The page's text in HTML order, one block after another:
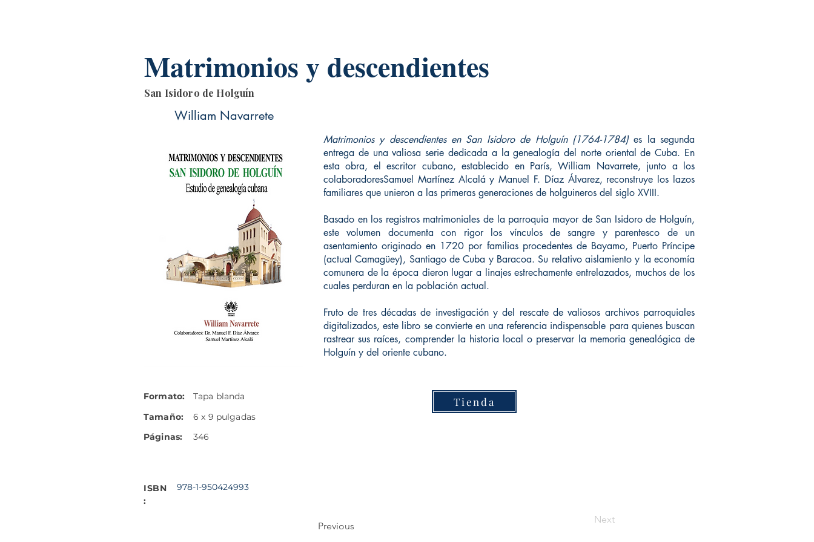
Matrimonios y descendientes
San Isidoro de Holguín
William Navarrete
Matrimonios y descendientes en San Isidoro de Holguín (1764-1784)es la segunda
entrega de una valiosa serie dedicada a la genealogía del norte oriental de Cuba. En
esta obra, el escritor cubano, establecido en París, William Navarrete, junto a los
colaboradoresSamuel Martínez Alcalá y Manuel F. Díaz Álvarez, reconstruye los lazos
familiares que unieron a las primeras generaciones de holguineros del siglo XVIII.
Basado en los registros matrimoniales de la parroquia mayor de San Isidoro de Holguín,
este volumen documenta con rigor los vínculos de sangre y parentesco de un
asentamiento originado en 1720 por familias procedentes de Bayamo, Puerto Príncipe
(actual Camagüey), Santiago de Cuba y Baracoa. Su relativo aislamiento y la economía
comunera de la época dieron lugar a linajes estrechamente entrelazados, muchos de los
cuales perduran en la población actual.
Fruto de tres décadas de investigación y del rescate de valiosos archivos parroquiales
digitalizados, este libro se convierte en una referencia indispensable para quienes buscan
rastrear sus raíces, comprender la historia local o preservar la memoria genealógica de
Holguín y del oriente cubano.
Formato:
Tapa blanda
Tamaño:
Páginas:
6 x 9 pulgadas
346
Tienda
ISBN
:
978-1-950424993
Previous
Next